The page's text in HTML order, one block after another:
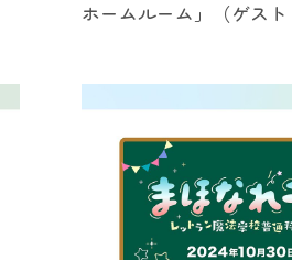
ホームルーム」
（ゲス